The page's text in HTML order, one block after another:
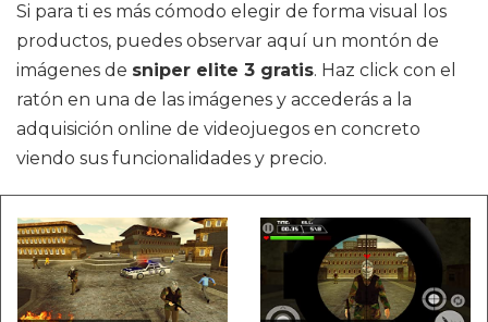
Si para ti es más cómodo elegir de forma visual los
productos, puedes observar aquí un montón de
imágenes de sniper elite 3 gratis. Haz click con el
ratón en una de las imágenes y accederás a la
adquisición online de videojuegos en concreto
viendo sus funcionalidades y precio.